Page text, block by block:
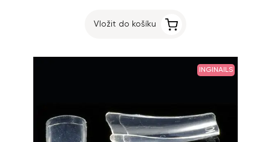
Vložit do košíku
INGINAILS